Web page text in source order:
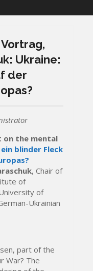
Ukraine:
der
on the mental
blinder Fleck
, Chair of
of
of
Ukrainian
part of the
War? The